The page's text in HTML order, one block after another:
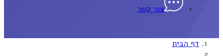
צור קשר
דף הבית